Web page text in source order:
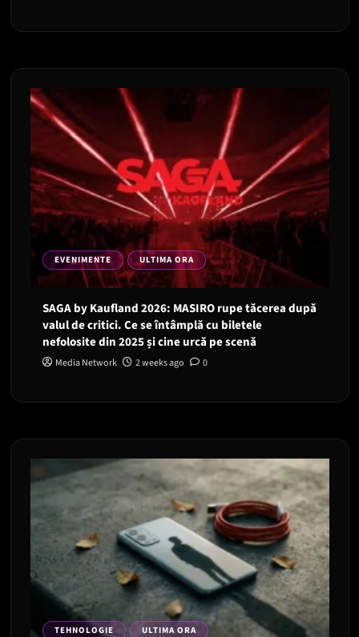
EVENIMENTE ULTIMA ORA
SAGA by Kaufland 2026: MASIRO rupe tăcerea după
valul de critici. Ce se întâmplă cu biletele
nefolosite din 2025 și cine urcă pe scenă
Media Network 2 weeks ago 0
TEHNOLOGIE ULTIMA ORA